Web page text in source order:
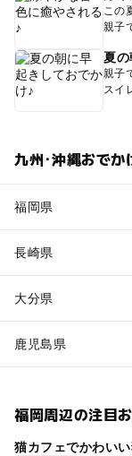
この
親子
夏の
親子
スイ
九州･沖縄おで
福岡県
長崎県
大分県
鹿児島県
福岡周辺の注目
猫カフェでかわい